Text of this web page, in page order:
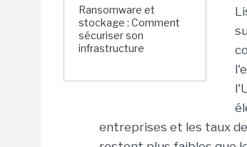
Ransomware et
stockage : Comment
sécuriser son
infrastructure
entreprises et les taux